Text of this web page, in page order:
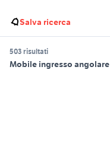
Salva ricerca
503 risultati
Mobile ingresso angolare